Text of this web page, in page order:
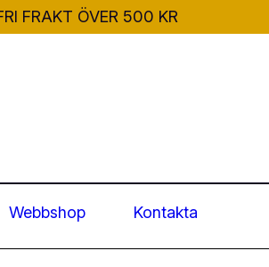
FRAKT ÖVER 500 KR
Webbshop Kontakta